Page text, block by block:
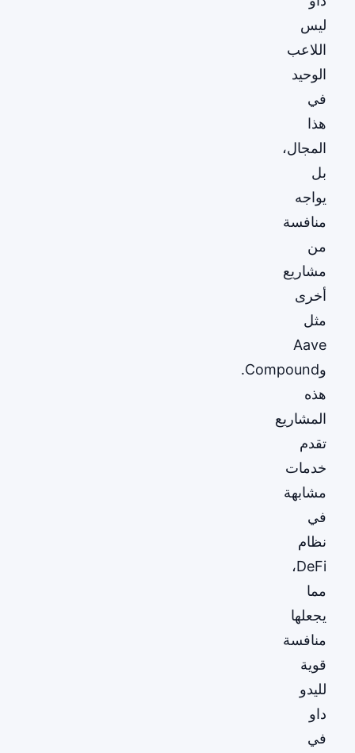
ليس
اللاعب
الوحيد
في
هذا
المجال،
بل
يواجه
منافسة
من
مشاريع
أخرى
مثل
Aave
وCompound.
هذه
المشاريع
تقدم
خدمات
مشابهة
في
نظام
DeFi،
مما
يجعلها
منافسة
قوية
لليدو
داو
في